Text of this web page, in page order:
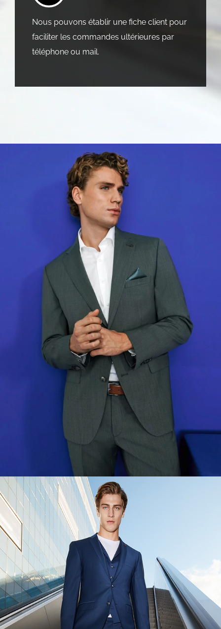
Nous pouvons établir une fiche client pour
faciliter les commandes ultérieures par
téléphone ou mail.